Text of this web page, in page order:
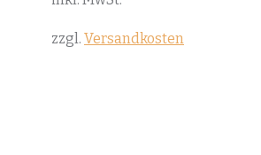
zzgl. Versandkosten